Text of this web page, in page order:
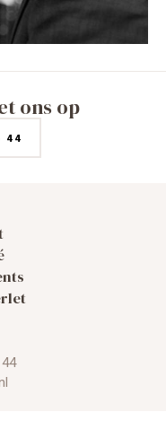
ons op
44